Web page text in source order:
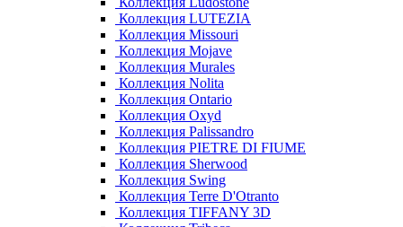
Коллекция LUTEZIA
Коллекция Missouri
Коллекция Mojave
Коллекция Murales
Коллекция Nolita
Коллекция Ontario
Коллекция Oxyd
Коллекция Palissandro
Коллекция PIETRE DI FIUME
Коллекция Sherwood
Коллекция Swing
Коллекция Terre D'Otranto
Коллекция TIFFANY 3D